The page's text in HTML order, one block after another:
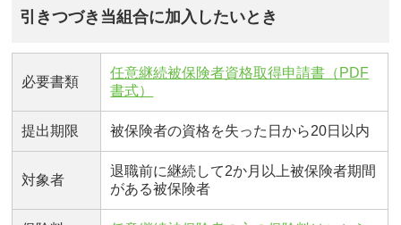
引きつづき当組合に加入したいとき
必要書類
任意継続被保険者資格取得申請書（PDF
書式）
提出期限 被保険者の資格を失った日から20日以内
対象者
退職前に継続して2か月以上被保険者期間
がある被保険者